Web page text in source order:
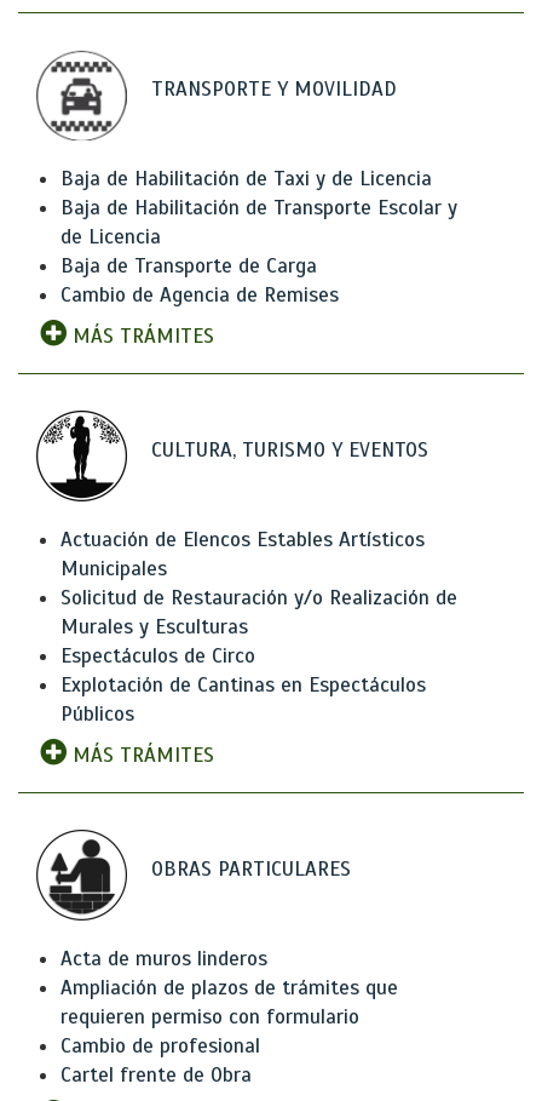
TRANSPORTE Y MOVILIDAD
Baja de Habilitación de Taxi y de Licencia
Baja de Habilitación de Transporte Escolar y
de Licencia
Baja de Transporte de Carga
Cambio de Agencia de Remises
MÁS TRÁMITES
CULTURA, TURISMO Y EVENTOS
Actuación de Elencos Estables Artísticos
Municipales
Solicitud de Restauración y/o Realización de
Murales y Esculturas
Espectáculos de Circo
Explotación de Cantinas en Espectáculos
Públicos
MÁS TRÁMITES
OBRAS PARTICULARES
Acta de muros linderos
Ampliación de plazos de trámites que
requieren permiso con formulario
Cambio de profesional
Cartel frente de Obra